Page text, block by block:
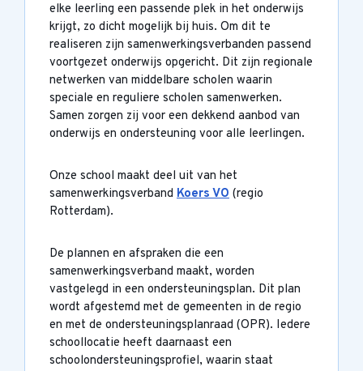
elke leerling een passende plek in het onderwijs
krijgt, zo dicht mogelijk bij huis. Om dit te
realiseren zijn samenwerkingsverbanden passend
voortgezet onderwijs opgericht. Dit zijn regionale
netwerken van middelbare scholen waarin
speciale en reguliere scholen samenwerken.
Samen zorgen zij voor een dekkend aanbod van
onderwijs en ondersteuning voor alle leerlingen.
Onze school maakt deel uit van het
samenwerkingsverband Koers VO (regio
Rotterdam).
De plannen en afspraken die een
samenwerkingsverband maakt, worden
vastgelegd in een ondersteuningsplan. Dit plan
wordt afgestemd met de gemeenten in de regio
en met de ondersteuningsplanraad (OPR). Iedere
schoollocatie heeft daarnaast een
schoolondersteuningsprofiel, waarin staat